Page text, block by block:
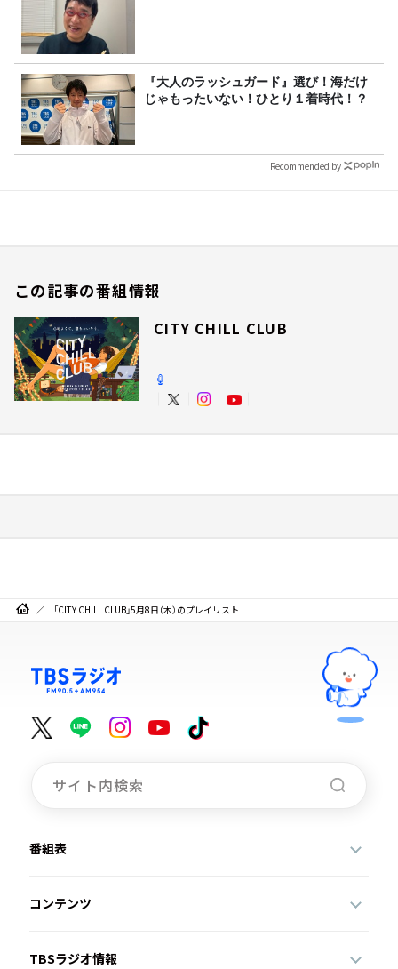
『大人のラッシュガード』選び！海だけ
じゃもったいない！ひとり１着時代！？
Recommended by
この記事の番組情報
CITY CHILL CLUB
「CITY CHILL CLUB」5月8日（木）のプレイリスト
番組表
コンテンツ
TBSラジオ情報